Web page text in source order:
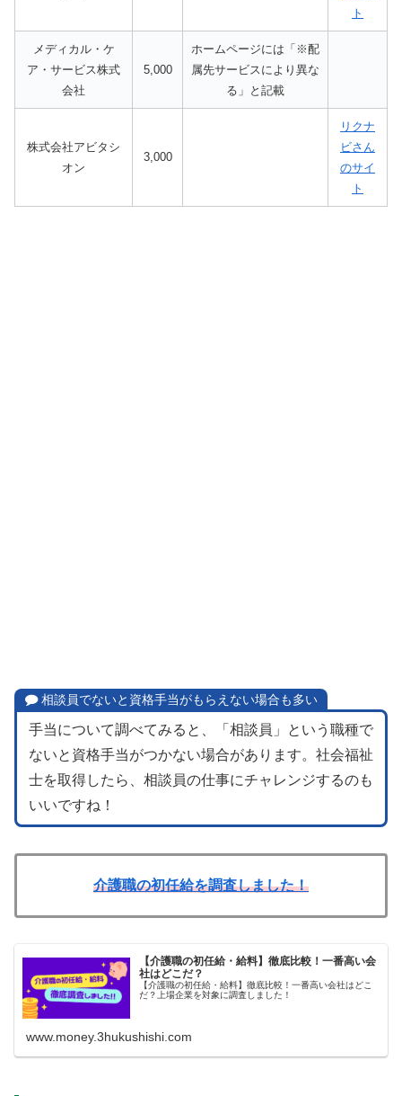
ト
メディカル・ケ
ア・サービス株式
会社
5,000
ホームページには「※配
属先サービスにより異な
る」と記載
株式会社アビタシ
オン
3,000
リクナ
ビさん
のサイ
ト
相談員でないと資格手当がもらえない場合も多い
手当について調べてみると、「相談員」という職種で
ないと資格手当がつかない場合があります。社会福祉
士を取得したら、相談員の仕事にチャレンジするのも
いいですね！
介護職の初任給を調査しました！
【介護職の初任給・給料】徹底比較！一番高い会
社はどこだ？
【介護職の初任給・給料】徹底比較！一番高い会社はどこ
だ？上場企業を対象に調査しました！
www.money.3hukushishi.com